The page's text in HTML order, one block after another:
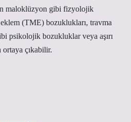
maloklüzyon gibi fizyolojik
(TME) bozuklukları, travma
psikolojik bozukluklar veya aşırı
ortaya çıkabilir.